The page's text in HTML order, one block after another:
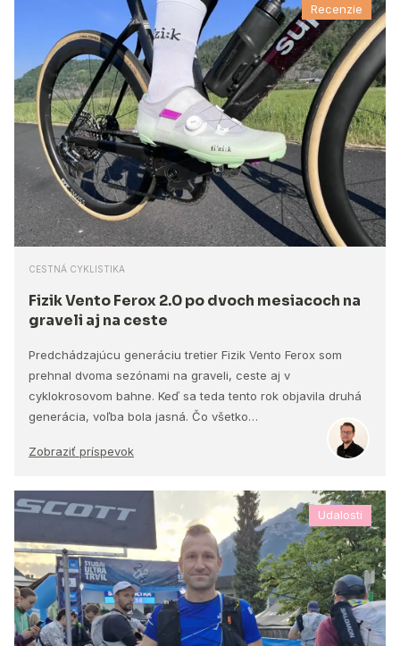
Recenzie
CESTNÁ CYKLISTIKA
Fizik Vento Ferox 2.0 po dvoch mesiacoch na
graveli aj na ceste
Predchádzajúcu generáciu tretier Fizik Vento Ferox som
prehnal dvoma sezónami na graveli, ceste aj v
cyklokrosovom bahne. Keď sa teda tento rok objavila druhá
generácia, voľba bola jasná. Čo všetko…
Zobraziť príspevok
Udalosti